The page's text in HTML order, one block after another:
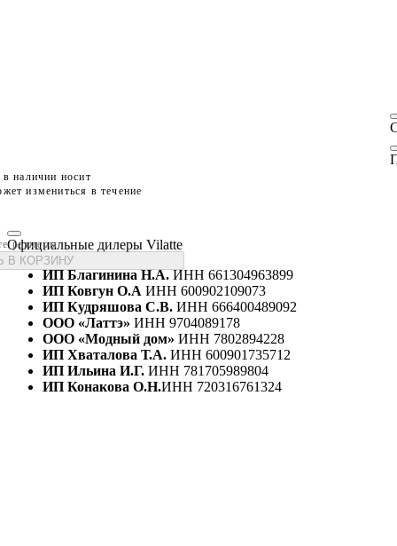
наличии носит
измениться в течение
размеры
В КОРЗИНУ
Официальные дилеры Vilatte
ИП Благинина Н.А.ИНН 661304963899
ИП Ковгун О.А ИНН 600902109073
ИП Кудряшова С.В. ИНН 666400489092
ООО «Латтэ» ИНН 9704089178
ООО «Модный дом» ИНН 7802894228
ИП Хваталова Т.А. ИНН 600901735712
ИП Ильина И.Г. ИНН 781705989804
ИП Конакова О.Н.ИНН 720316761324